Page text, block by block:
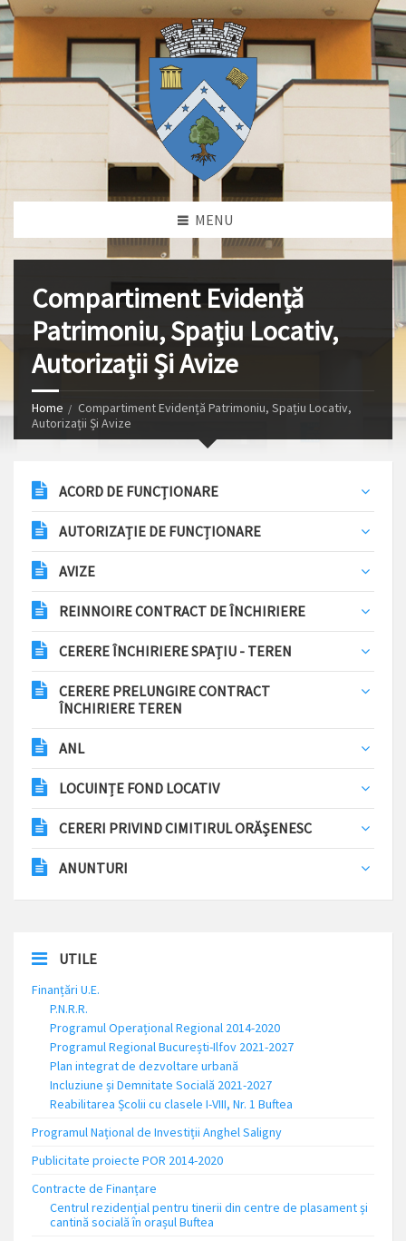
MENU
Compartiment Evidență
Patrimoniu, Spațiu Locativ,
Autorizații Și Avize
Home
Compartiment Evidență Patrimoniu, Spațiu Locativ,
Autorizații Și Avize
ACORD DE FUNCȚIONARE
AUTORIZAȚIE DE FUNCȚIONARE
AVIZE
REINNOIRE CONTRACT DE ÎNCHIRIERE
CERERE ÎNCHIRIERE SPAȚIU - TEREN
CERERE PRELUNGIRE CONTRACT
ÎNCHIRIERE TEREN
ANL
LOCUINȚE FOND LOCATIV
CERERI PRIVIND CIMITIRUL ORĂȘENESC
ANUNTURI
UTILE
Finanțări U.E.
P.N.R.R.
Programul Operațional Regional 2014-2020
Programul Regional București-Ilfov 2021-2027
Plan integrat de dezvoltare urbană
Incluziune și Demnitate Socială 2021-2027
Reabilitarea Școlii cu clasele I-VIII, Nr. 1 Buftea
Programul Național de Investiții Anghel Saligny
Publicitate proiecte POR 2014-2020
Contracte de Finanțare
Centrul rezidențial pentru tinerii din centre de plasament și
cantină socială în orașul Buftea